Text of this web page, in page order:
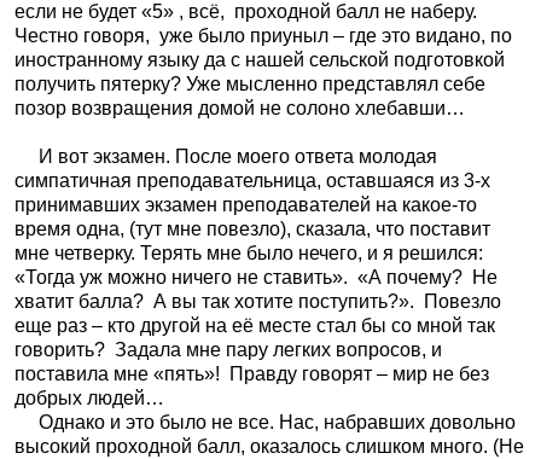
если не будет «5» , всё, проходной балл не наберу.
Честно говоря, уже было приуныл – где это видано, по
иностранному языку да с нашей сельской подготовкой
получить пятерку? Уже мысленно представлял себе
позор возвращения домой не солоно хлебавши…
И вот экзамен. После моего ответа молодая
симпатичная преподавательница, оставшаяся из 3-х
принимавших экзамен преподавателей на какое-то
время одна, (тут мне повезло), сказала, что поставит
мне четверку. Терять мне было нечего, и я решился:
«Тогда уж можно ничего не ставить». «А почему? Не
хватит балла? А вы так хотите поступить?».
Повезло
еще раз – кто другой на её месте стал бы со мной так
говорить? Задала мне пару легких вопросов, и
поставила мне «пять»!
Правду говорят – мир не без
добрых людей…
Однако и это было не все. Нас, набравших довольно
высокий проходной балл, оказалось слишком много. (Не